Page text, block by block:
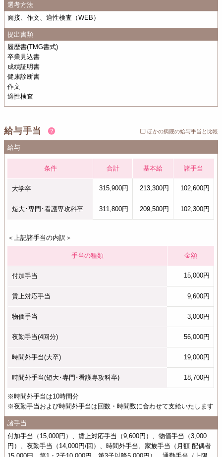
選考方法
面接、作文、適性検査（WEB）
提出書類
履歴書(TMG書式)
卒業見込書
成績証明書
健康診断書
作文
適性検査
給与手当 ほかの病院の給与手当と比較
給与
条件 合計 基本給 諸手当
大学卒 315,900円 213,300円 102,600円
短大･専門･看護専攻科卒 311,800円 209,500円 102,300円
＜上記諸手当の内訳＞
手当の種類 金額
付加手当 15,000円
賃上対応手当 9,600円
物価手当 3,000円
夜勤手当(4回分) 56,000円
時間外手当(大卒) 19,000円
時間外手当(短大･専門･看護専攻科卒) 18,700円
※時間外手当は10時間分
※夜勤手当および時間外手当は回数・時間数に合わせて支給いたします
諸手当
付加手当（15,000円）、賃上対応手当（9,600円）、物価手当（3,000
円）、夜勤手当（14,000円/回）、時間外手当、家族手当（月額 配偶者